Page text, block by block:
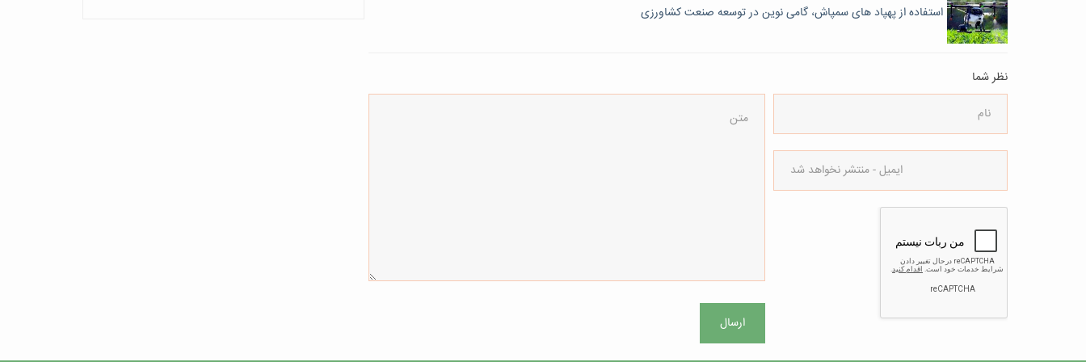
استفاده از پهپاد های سمپاش، گامی نوین در توسعه صنعت کشاورزی
نظر شما
ارسال